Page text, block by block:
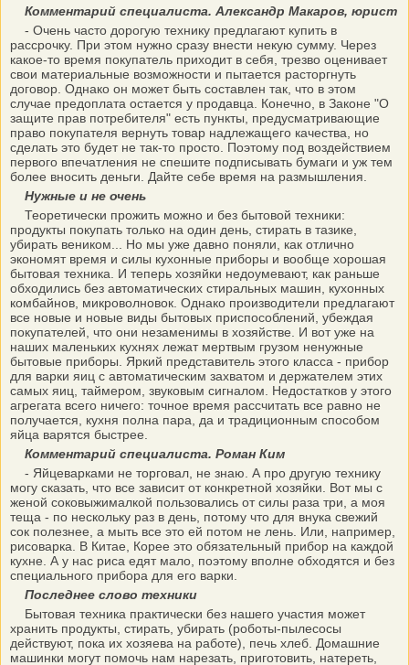
Комментарий специалиста. Александр Макаров, юрист
- Очень часто дорогую технику предлагают купить в
рассрочку. При этом нужно сразу внести некую сумму. Через
какое-то время покупатель приходит в себя, трезво оценивает
свои материальные возможности и пытается расторгнуть
договор. Однако он может быть составлен так, что в этом
случае предоплата остается у продавца. Конечно, в Законе "О
защите прав потребителя" есть пункты, предусматривающие
право покупателя вернуть товар надлежащего качества, но
сделать это будет не так-то просто. Поэтому под воздействием
первого впечатления не спешите подписывать бумаги и уж тем
более вносить деньги. Дайте себе время на размышления.
Нужные и не очень
Теоретически прожить можно и без бытовой техники:
продукты покупать только на один день, стирать в тазике,
убирать веником... Но мы уже давно поняли, как отлично
экономят время и силы кухонные приборы и вообще хорошая
бытовая техника. И теперь хозяйки недоумевают, как раньше
обходились без автоматических стиральных машин, кухонных
комбайнов, микроволновок. Однако производители предлагают
все новые и новые виды бытовых приспособлений, убеждая
покупателей, что они незаменимы в хозяйстве. И вот уже на
наших маленьких кухнях лежат мертвым грузом ненужные
бытовые приборы. Яркий представитель этого класса - прибор
для варки яиц с автоматическим захватом и держателем этих
самых яиц, таймером, звуковым сигналом. Недостатков у этого
агрегата всего ничего: точное время рассчитать все равно не
получается, кухня полна пара, да и традиционным способом
яйца варятся быстрее.
Комментарий специалиста. Роман Ким
- Яйцеварками не торговал, не знаю. А про другую технику
могу сказать, что все зависит от конкретной хозяйки. Вот мы с
женой соковыжималкой пользовались от силы раза три, а моя
теща - по нескольку раз в день, потому что для внука свежий
сок полезнее, а мыть все это ей потом не лень. Или, например,
рисоварка. В Китае, Корее это обязательный прибор на каждой
кухне. А у нас риса едят мало, поэтому вполне обходятся и без
специального прибора для его варки.
Последнее слово техники
Бытовая техника практически без нашего участия может
хранить продукты, стирать, убирать (роботы-пылесосы
действуют, пока их хозяева на работе), печь хлеб. Домашние
машинки могут помочь нам нарезать, приготовить, натереть,